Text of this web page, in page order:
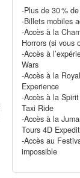
-Plus de 30 %
-Billets mobiles
-Accès à la
Horrors (si vous
-Accès à
Wars
-Accès à la Royal
Experience
-Accès à la
Taxi Ride
-Accès à la
Tours 4D
-Accès au
impossible